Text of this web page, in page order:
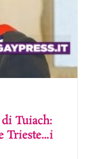
Tuiach:
Trieste…i